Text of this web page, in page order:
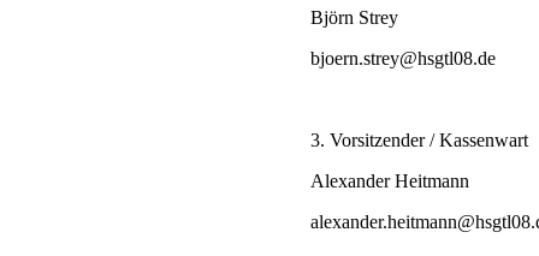
Björn Strey
bjoern.strey@hsgtl08.de
3. Vorsitzender / Kassenwart
Alexander Heitmann